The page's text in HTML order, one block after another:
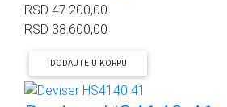
RSD 47.200,00
RSD 38.600,00
DODAJTE U KORPU